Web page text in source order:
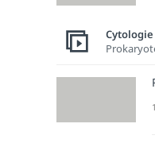
Cytologie